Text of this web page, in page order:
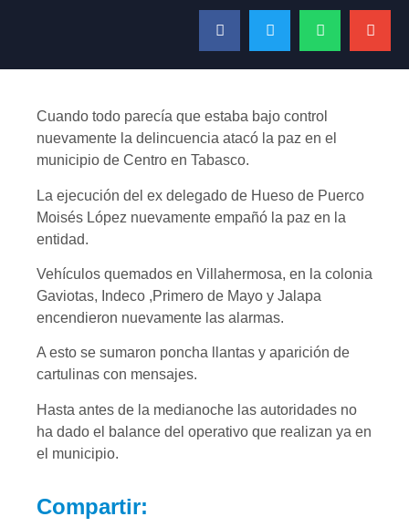
Cuando todo parecía que estaba bajo control
nuevamente la delincuencia atacó la paz en el
municipio de Centro en Tabasco.
La ejecución del ex delegado de Hueso de Puerco
Moisés López nuevamente empañó la paz en la
entidad.
Vehículos quemados en Villahermosa, en la colonia
Gaviotas, Indeco ,Primero de Mayo y Jalapa
encendieron nuevamente las alarmas.
A esto se sumaron poncha llantas y aparición de
cartulinas con mensajes.
Hasta antes de la medianoche las autoridades no
ha dado el balance del operativo que realizan ya en
el municipio.
Compartir: